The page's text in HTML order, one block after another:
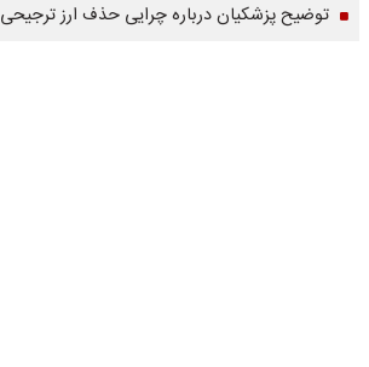
توضیح پزشکیان درباره چرایی حذف ارز ترجیحی